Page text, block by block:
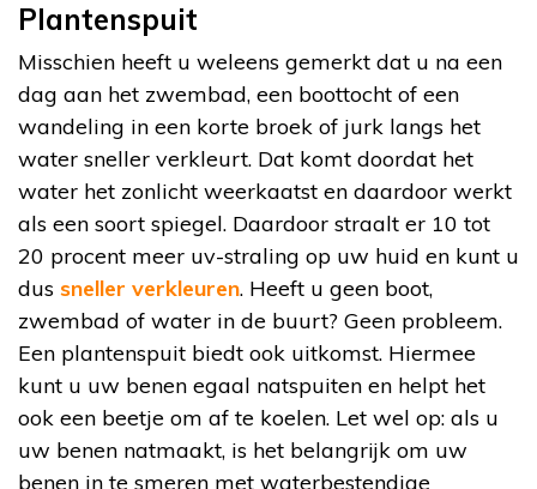
Plantenspuit
Misschien heeft u weleens gemerkt dat u na een
dag aan het zwembad, een boottocht of een
wandeling in een korte broek of jurk langs het
water sneller verkleurt. Dat komt doordat het
water het zonlicht weerkaatst en daardoor werkt
als een soort spiegel. Daardoor straalt er 10 tot
20 procent meer uv-straling op uw huid en kunt u
dus sneller verkleuren. Heeft u geen boot,
zwembad of water in de buurt? Geen probleem.
Een plantenspuit biedt ook uitkomst. Hiermee
kunt u uw benen egaal natspuiten en helpt het
ook een beetje om af te koelen. Let wel op: als u
uw benen natmaakt, is het belangrijk om uw
benen in te smeren met waterbestendige